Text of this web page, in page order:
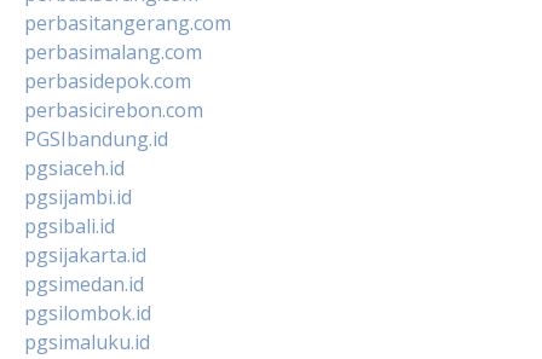
perbasitangerang.com
perbasimalang.com
perbasidepok.com
perbasicirebon.com
PGSIbandung.id
pgsiaceh.id
pgsijambi.id
pgsibali.id
pgsijakarta.id
pgsimedan.id
pgsilombok.id
pgsimaluku.id